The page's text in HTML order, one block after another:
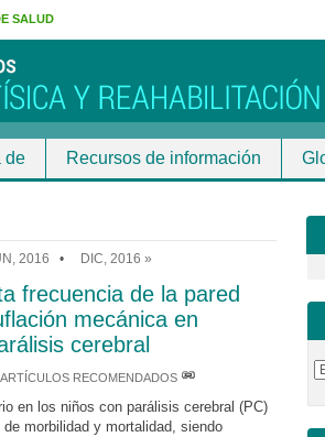
SALUD
de Recursos de información
2016 • DIC, 2016 »
frecuencia de la pared
mecánica en
cerebral
ARTÍCULOS RECOMENDADOS
en los niños con parálisis cerebral (PC)
morbilidad y mortalidad, siendo